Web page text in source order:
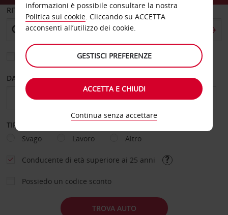
RITIRO DA
Scegli una località di riconsegna diversa
DAL GIORNO AL GIORNO
TIPOLOGIA DI NOLEGGIO
Svago
Lavoro Altro
Conducente di età superiore ai 25 anni
Possiedo un codice sconto
TROVA AUTO
informazioni è possibile consultare la nostra
Politica sui cookie. Cliccando su ACCETTA
acconsenti all’utilizzo dei cookie.
GESTISCI PREFERENZE
ACCETTA E CHIUDI
Continua senza accettare